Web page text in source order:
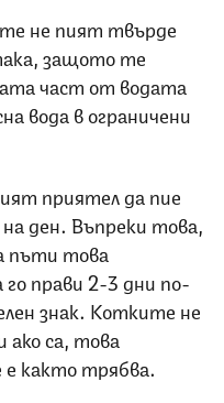
не пият твърде
защото те
част от водата
вода в ограничени
приятел да пие
ден. Въпреки това,
пъти това
го прави 2-3 дни по-
знак. Котките не
ако са, това
е както трябва.